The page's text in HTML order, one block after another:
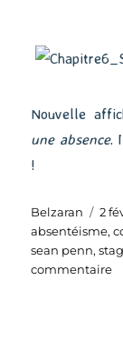
Nouvelle
une absence.
!
Auteur
Belzaran
le
2
absentéisme,
sean penn,
commentairesur